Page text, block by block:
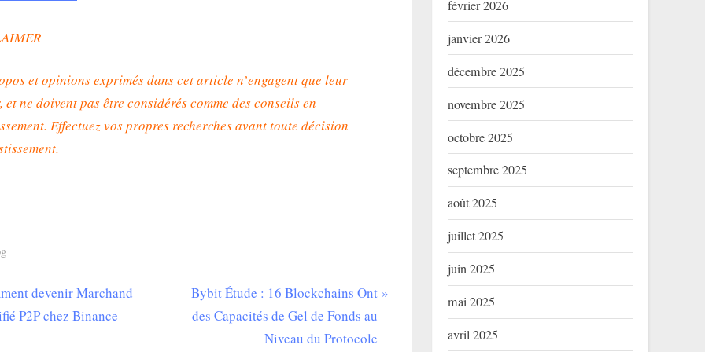
et opinions exprimés dans cet article n’engagent que leur
et ne doivent pas être considérés comme des conseils en
Effectuez vos propres recherches avant toute décision
.
devenir Marchand
P2P chez Binance
N
e
Bybit Étude : 16 Blockchains Ont
des Capacités de Gel de Fonds au
Niveau du Protocole
février 2026
janvier 2026
décembre 2025
novembre 2025
octobre 2025
septembre 2025
août 2025
juillet 2025
juin 2025
mai 2025
avril 2025